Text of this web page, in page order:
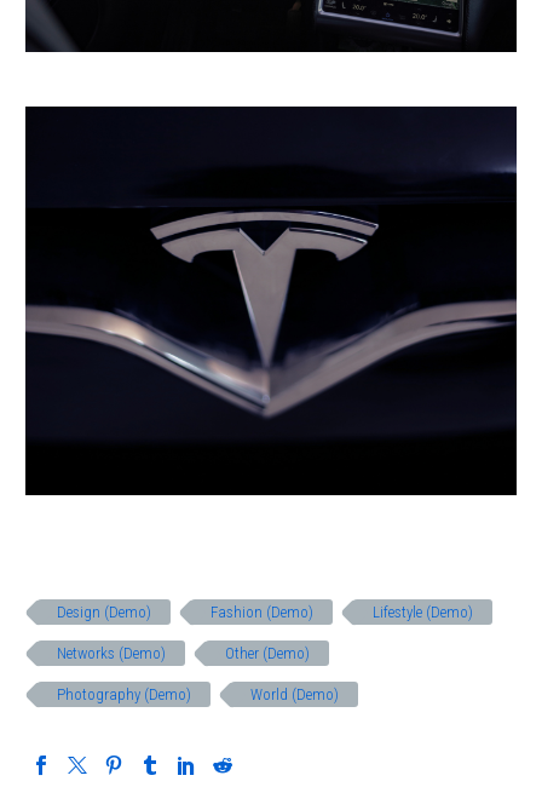
Design (Demo) Fashion (Demo) Lifestyle (Demo)
Networks (Demo) Other (Demo)
Photography (Demo) World (Demo)